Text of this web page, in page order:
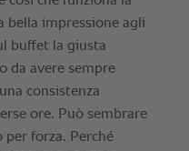
bella impressione agli
buffet la giusta
da avere sempre
consistenza
ore. Può sembrare
per forza. Perché